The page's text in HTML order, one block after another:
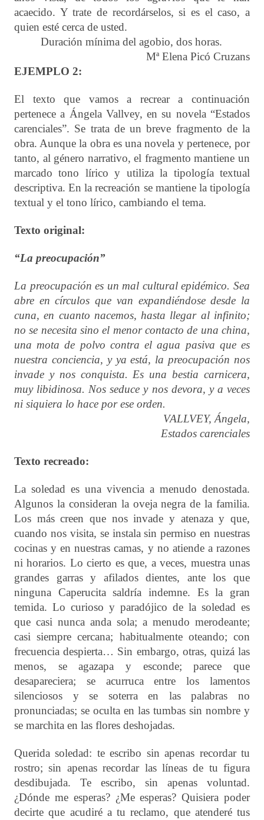
acaecido. Y trate de recordárselos, si es el caso, a
quien esté cerca de usted.
Duración mínima del agobio, dos horas.
Mª Elena Picó Cruzans
EJEMPLO 2:
El texto que vamos a recrear a continuación
pertenece a Ángela Vallvey, en su novela “Estados
carenciales”. Se trata de un breve fragmento de la
obra. Aunque la obra es una novela y pertenece, por
tanto, al género narrativo, el fragmento mantiene un
marcado tono lírico y utiliza la tipología textual
descriptiva. En la recreación se mantiene la tipología
textual y el tono lírico, cambiando el tema.
Texto original:
“La preocupación”
La preocupación es un mal cultural epidémico. Sea
abre en círculos que van expandiéndose desde la
cuna, en cuanto nacemos, hasta llegar al infinito;
no se necesita sino el menor contacto de una china,
una mota de polvo contra el agua pasiva que es
nuestra conciencia, y ya está, la preocupación nos
invade y nos conquista. Es una bestia carnicera,
muy libidinosa. Nos seduce y nos devora, y a veces
ni siquiera lo hace por ese orden.
VALLVEY, Ángela,
Estados carenciales
Texto recreado:
La soledad es una vivencia a menudo denostada.
Algunos la consideran la oveja negra de la familia.
Los más creen que nos invade y atenaza y que,
cuando nos visita, se instala sin permiso en nuestras
cocinas y en nuestras camas, y no atiende a razones
ni horarios. Lo cierto es que, a veces, muestra unas
grandes garras y afilados dientes, ante los que
ninguna Caperucita saldría indemne. Es la gran
temida. Lo curioso y paradójico de la soledad es
que casi nunca anda sola; a menudo merodeante;
casi siempre cercana; habitualmente oteando; con
frecuencia despierta… Sin embargo, otras, quizá las
menos, se agazapa y esconde; parece que
desapareciera; se acurruca entre los lamentos
silenciosos y se soterra en las palabras no
pronunciadas; se oculta en las tumbas sin nombre y
se marchita en las flores deshojadas.
Querida soledad: te escribo sin apenas recordar tu
rostro; sin apenas recordar las líneas de tu figura
desdibujada. Te escribo, sin apenas voluntad.
¿Dónde me esperas? ¿Me esperas? Quisiera poder
decirte que acudiré a tu reclamo, que atenderé tus